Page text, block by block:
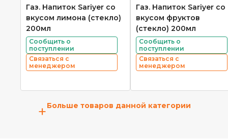
Газ. Напиток Sariyer со
вкусом лимона (стекло)
200мл
Сообщить о
поступлении
Связаться с
менеджером
Газ. Напиток Sariyer со
вкусом фруктов
(стекло) 200мл
Сообщить о
поступлении
Связаться с
менеджером
+Больше товаров данной категории